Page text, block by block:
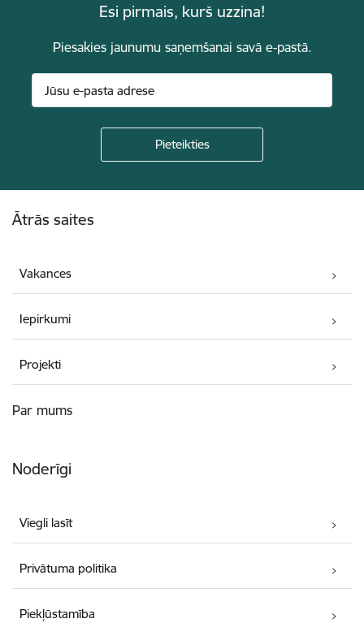
Esi pirmais, kurš uzzina!
Piesakies jaunumu saņemšanai savā e-pastā.
Ātrās saites
Vakances
Iepirkumi
Projekti
Par mums
Noderīgi
Viegli lasīt
Privātuma politika
Piekļūstamība